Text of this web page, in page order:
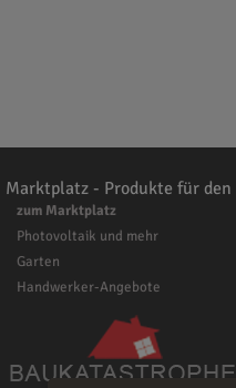
Marktplatz - Produkte für
zum Marktplatz
Photovoltaik und mehr
Garten
Handwerker-Angebote